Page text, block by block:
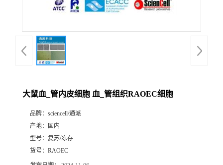
大鼠血_管内皮细胞 血_管组织RAOEC细胞
品牌： sciencell/通派
产地：
国内
型号： 复苏/冻存
货号： RAOEC